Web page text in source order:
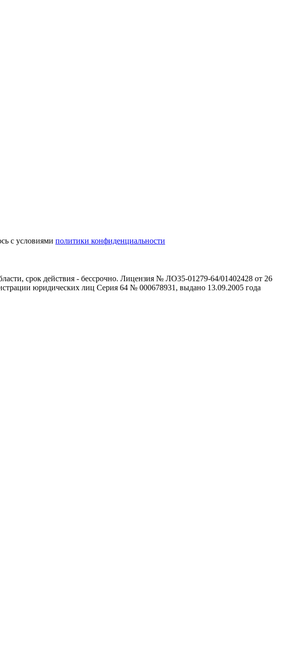
c условиями политики конфиденциальности
срок действия - бессрочно. Лицензия № ЛО35-01279-64/01402428 от 26
юридических лиц Серия 64 № 000678931, выдано 13.09.2005 года